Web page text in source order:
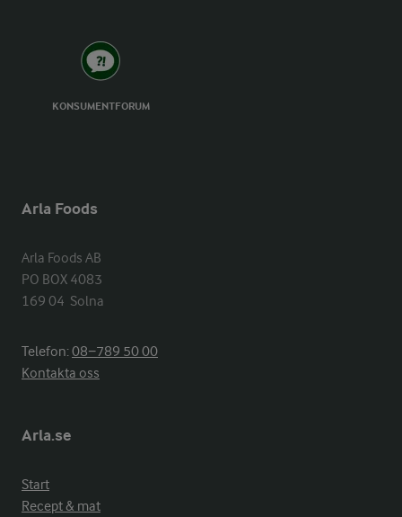
KONSUMENTFORUM
Arla Foods
Arla Foods AB
PO BOX 4083
169 04  Solna
Telefon:08−789 50 00
Kontakta oss
Arla.se
Start
Recept & mat